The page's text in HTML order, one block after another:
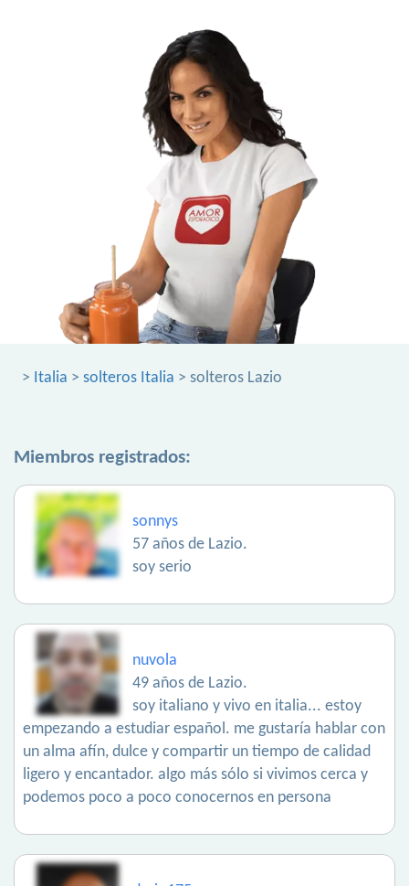
> Italia > solteros Italia > solteros Lazio
Miembros registrados:
sonnys
57 años de Lazio.
soy serio
nuvola
49 años de Lazio.
soy italiano y vivo en italia... estoy
empezando a estudiar español. me gustaría hablar con
un alma afín, dulce y compartir un tiempo de calidad
ligero y encantador. algo más sólo si vivimos cerca y
podemos poco a poco conocernos en persona